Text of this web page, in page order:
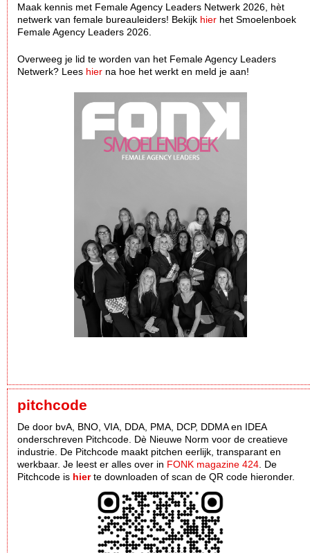
Maak kennis met Female Agency Leaders Netwerk 2026, hèt
netwerk van female bureauleiders! Bekijk hier het Smoelenboek
Female Agency Leaders 2026.
Overweeg je lid te worden van het Female Agency Leaders
Netwerk? Lees hier na hoe het werkt en meld je aan!
pitchcode
De door bvA, BNO, VIA, DDA, PMA, DCP, DDMA en IDEA
onderschreven Pitchcode. Dè Nieuwe Norm voor de creatieve
industrie. De Pitchcode maakt pitchen eerlijk, transparant en
werkbaar. Je leest er alles over in FONK magazine 424 . De
Pitchcode is hierte downloaden of scan de QR code hieronder.